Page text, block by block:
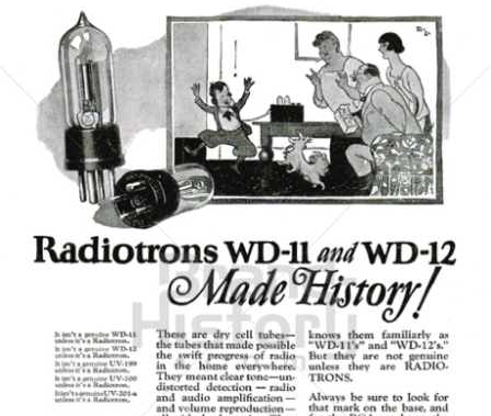
Radio Corporation of America
Bertelsmann AG - General Electric - Sony
1924